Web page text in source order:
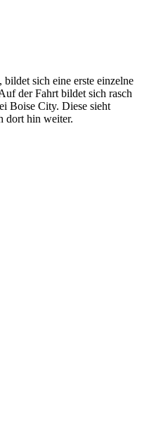
sich eine erste einzelne
der Fahrt bildet sich rasch
Boise City. Diese sieht
dort hin weiter.